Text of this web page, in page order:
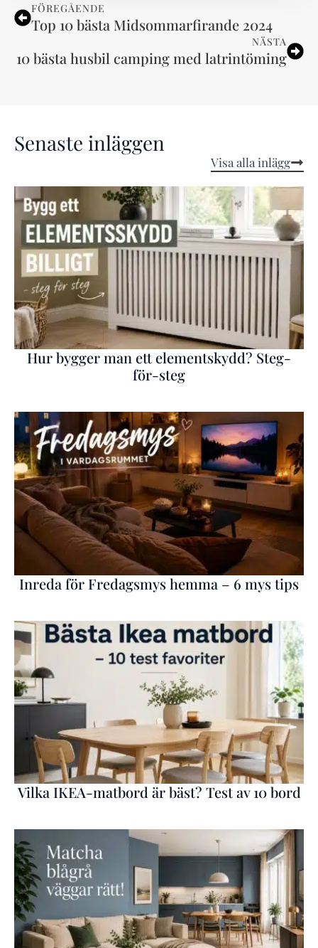
FÖREGÅENDE
Top 10 bästa Midsommarfirande 2024
NÄSTA
10 bästa husbil camping med latrintöming
Senaste inläggen
Visa alla inlägg
Hur bygger man ett elementskydd? Steg-
för-steg
Inreda för Fredagsmys hemma – 6 mys tips
Vilka IKEA-matbord är bäst? Test av 10 bord